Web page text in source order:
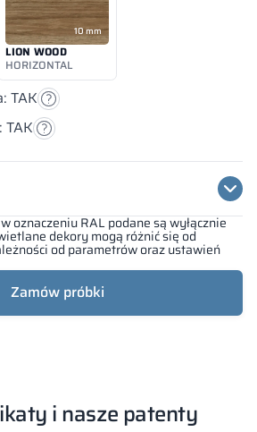
oznaczeniu RAL podane są wyłącznie
dekory mogą różnić się od
od parametrów oraz ustawień
Zamów próbki
10 mm
LION WOOD
HORIZONTAL
TAK
i nasze patenty